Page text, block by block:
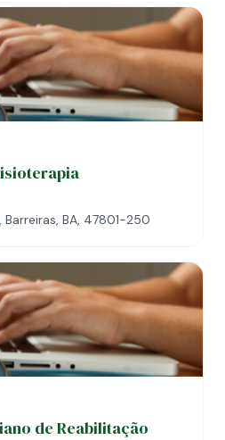
Barreiras, BA, 47801-250
de Reabilitação